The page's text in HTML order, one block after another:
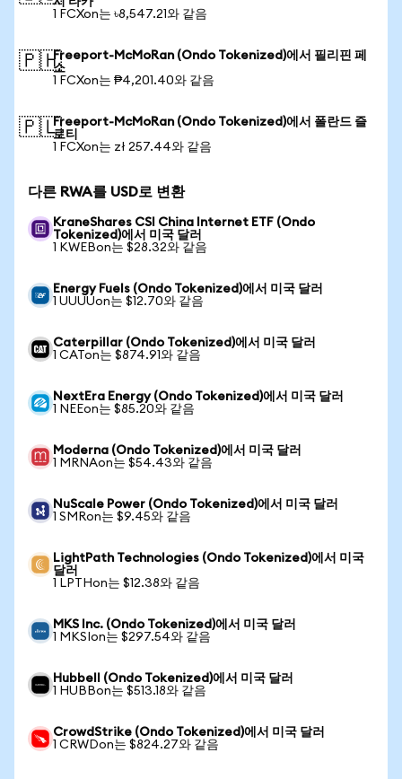
1 FCXon는 ৳8,547.21와 같음
🇵🇭Freeport-McMoRan (Ondo Tokenized)에서 필리핀 페
소
1 FCXon는 ₱4,201.40와 같음
🇵🇱Freeport-McMoRan (Ondo Tokenized)에서 폴란드 즐
로티
1 FCXon는 zł 257.44와 같음
다른 RWA를 USD로 변환
KraneShares CSI China Internet ETF (Ondo
Tokenized)에서 미국 달러
1 KWEBon는 $28.32와 같음
Energy Fuels (Ondo Tokenized)에서 미국 달러
1 UUUUon는 $12.70와 같음
Caterpillar (Ondo Tokenized)에서 미국 달러
1 CATon는 $874.91와 같음
NextEra Energy (Ondo Tokenized)에서 미국 달러
1 NEEon는 $85.20와 같음
Moderna (Ondo Tokenized)에서 미국 달러
1 MRNAon는 $54.43와 같음
NuScale Power (Ondo Tokenized)에서 미국 달러
1 SMRon는 $9.45와 같음
LightPath Technologies (Ondo Tokenized)에서 미국
달러
1 LPTHon는 $12.38와 같음
MKS Inc. (Ondo Tokenized)에서 미국 달러
1 MKSIon는 $297.54와 같음
Hubbell (Ondo Tokenized)에서 미국 달러
1 HUBBon는 $513.18와 같음
CrowdStrike (Ondo Tokenized)에서 미국 달러
1 CRWDon는 $824.27와 같음